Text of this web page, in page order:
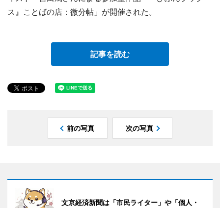
ス』ことばの店：微分帖」が開催された。
記事を読む
前の写真 次の写真
文京経済新聞は「市民ライター」や「個人・